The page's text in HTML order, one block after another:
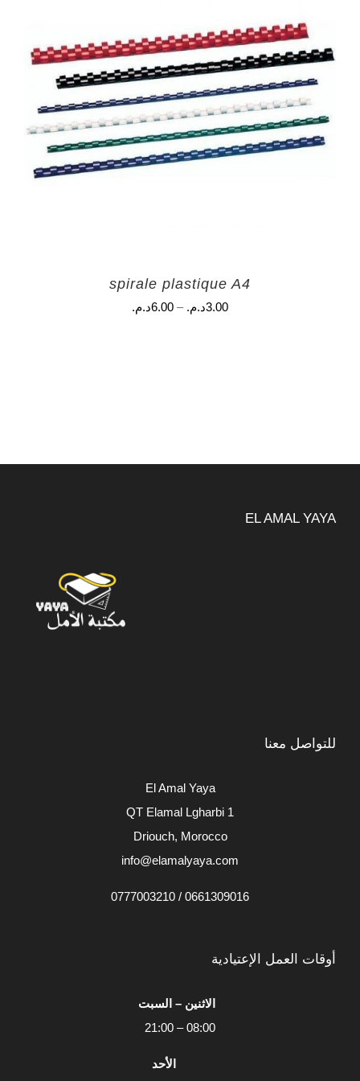
spirale plastique A4
3.00د.م. –
6.00د.م.
EL AMAL YAYA
للتواصل معنا
El Amal Yaya
QT Elamal Lgharbi 1
Driouch, Morocco
info@elamalyaya.com
0661309016 / 0777003210
أوقات العمل الإعتيادية
الاثنين – السبت
08:00 – 21:00
الأحد